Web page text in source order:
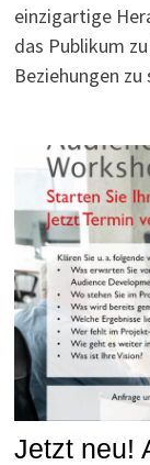
einzigartige
das Publikum
Beziehungen
Jetzt neu!